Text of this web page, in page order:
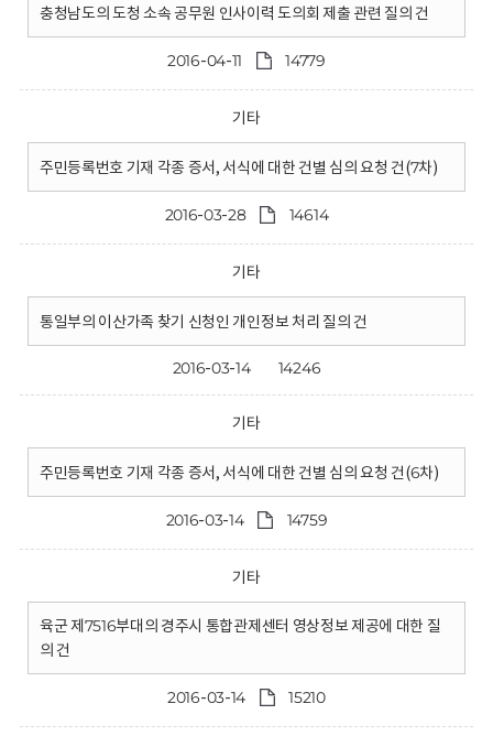
충청남도의 도청 소속 공무원 인사이력 도의회 제출 관련 질의 건
2016-04-11 14779
기타
주민등록번호 기재 각종 증서, 서식에 대한 건별 심의 요청 건(7차)
2016-03-28 14614
기타
통일부의 이산가족 찾기 신청인 개인정보 처리 질의 건
2016-03-14 14246
기타
주민등록번호 기재 각종 증서, 서식에 대한 건별 심의 요청 건(6차)
2016-03-14 14759
기타
육군 제7516부대의 경주시 통합관제센터 영상정보 제공에 대한 질
의 건
2016-03-14 15210